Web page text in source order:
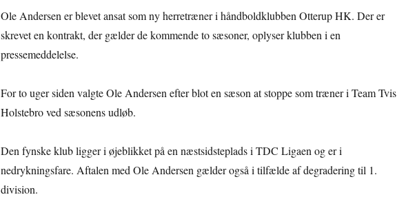
Ole Andersen er blevet ansat som ny herretræner i håndboldklubben Otterup HK. Der er
skrevet en kontrakt, der gælder de kommende to sæsoner, oplyser klubben i en
pressemeddelelse.
For to uger siden valgte Ole Andersen efter blot en sæson at stoppe som træner i Team Tvis
Holstebro ved sæsonens udløb.
Den fynske klub ligger i øjeblikket på en næstsidsteplads i TDC Ligaen og er i
nedrykningsfare. Aftalen med Ole Andersen gælder også i tilfælde af degradering til 1.
division.